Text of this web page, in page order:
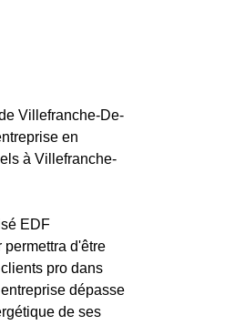
Villefranche-De-
en
à Villefranche-
EDF
d'être
pro dans
dépasse
de ses